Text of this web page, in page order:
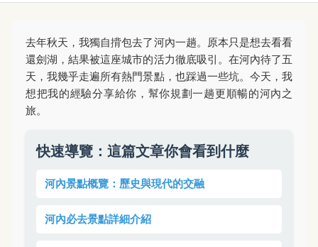
去年秋天，我獨自揹包去了河內一趟。原本只是想去看看
還劍湖，結果被這座城市的活力徹底吸引。在河內待了五
天，我幾乎走遍所有熱門景點，也踩過一些坑。今天，我
想把我的經驗分享給你，幫你規劃一趟更順暢的河內之
旅。
快速導覽：這篇文章你會看到什麼
河內景點概覽：歷史與現代的交融
河內必去景點詳細介紹